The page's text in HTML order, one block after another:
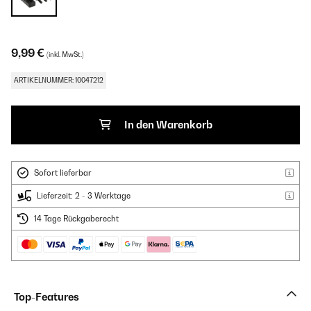
9,99 € (inkl. MwSt.)
ARTIKELNUMMER: 10047212
In den Warenkorb
Sofort lieferbar
Lieferzeit: 2 - 3 Werktage
14 Tage Rückgaberecht
Top-Features